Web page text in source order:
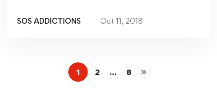
Flammarion et Versilio
SOS ADDICTIONS Oct 11, 2018
1 2 … 8